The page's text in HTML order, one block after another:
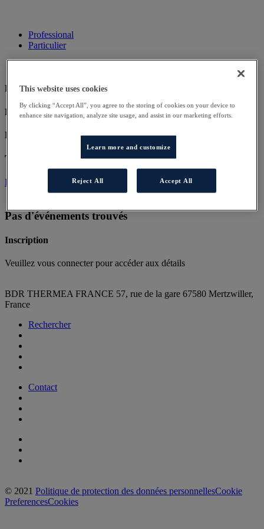
Professional
Particulier
Pas d'événements trouvés
Pas d'événements trouvés
Pas d'événements trouvés
Téléchargement
Exemple de fichier
Pas d'événements trouvés
Inscription
Veuillez vous connecter pour accéder aux détails
BDR THERMEA FRANCE 57, rue de la gare 67580 Mertzwiller,
France
Rechercher
Contact
© 2021 Politique de protection des données personnellesCookie
PreferencesCookies
This website uses cookies
By clicking “Accept All”, you agree to the storing of cookies on your device to
enhance site navigation, analyze site usage, and assist in our marketing efforts.
Learn more and customize
Reject All Accept All